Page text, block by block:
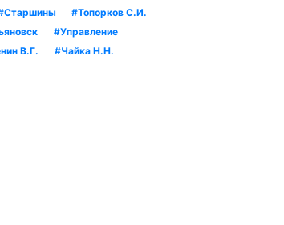
#Топорков С.И.
#Управление
В.Г.
#Чайка Н.Н.